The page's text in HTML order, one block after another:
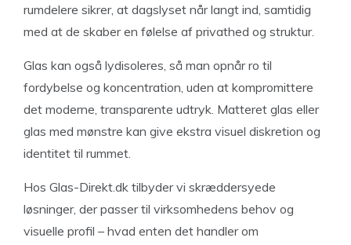
rumdelere sikrer, at dagslyset når langt ind, samtidig
med at de skaber en følelse af privathed og struktur.
Glas kan også lydisoleres, så man opnår ro til
fordybelse og koncentration, uden at kompromittere
det moderne, transparente udtryk. Matteret glas eller
glas med mønstre kan give ekstra visuel diskretion og
identitet til rummet.
Hos Glas-Direkt.dk tilbyder vi skræddersyede
løsninger, der passer til virksomhedens behov og
visuelle profil – hvad enten det handler om